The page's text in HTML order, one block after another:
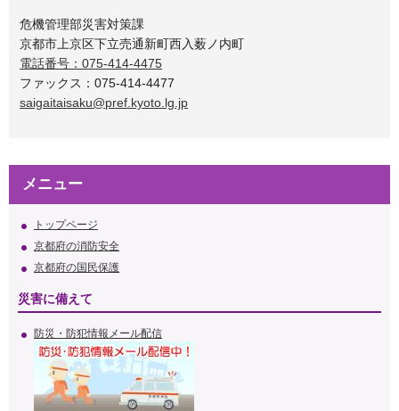
危機管理部災害対策課
京都市上京区下立売通新町西入薮ノ内町
電話番号：075-414-4475
ファックス：075-414-4477
saigaitaisaku@pref.kyoto.lg.jp
メニュー
トップページ
京都府の消防安全
京都府の国民保護
災害に備えて
防災・防犯情報メール配信